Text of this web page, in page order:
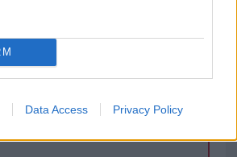
Data Access Privacy Policy